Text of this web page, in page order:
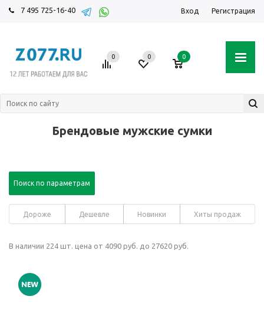
7 495 725-16-40 Вход Регистрация
0 0 0
Брендовые мужские сумки
Поиск по параметрам
Дороже Дешевле Новинки Хиты продаж
В наличии 224 шт. цена от 4090 руб. до 27620 руб.